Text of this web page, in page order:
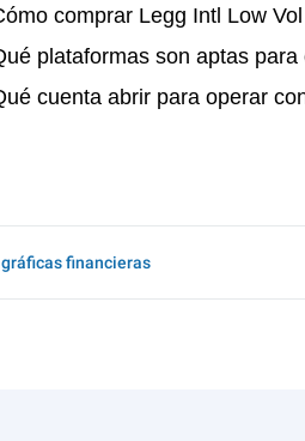
comprar Legg Intl Low
plataformas son aptas
cuenta abrir para operar
financieras